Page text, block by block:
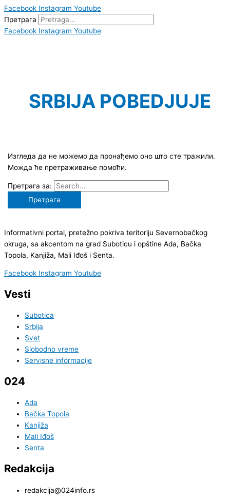
Facebook Instagram Youtube
Претрага
Facebook Instagram Youtube
SRBIJA POBEDJUJE
Изгледа да не можемо да пронађемо оно што сте тражили.
Можда ће претраживање помоћи.
Претрага за:
Informativni portal, pretežno pokriva teritoriju Severnobačkog
okruga, sa akcentom na grad Suboticu i opštine Ada, Bačka
Topola, Kanjiža, Mali Iđoš i Senta.
Facebook Instagram Youtube
Vesti
Subotica
Srbija
Svet
Slobodno vreme
Servisne informacije
024
Ada
Bačka Topola
Kanjiža
Mali Iđoš
Senta
Redakcija
redakcija@024info.rs